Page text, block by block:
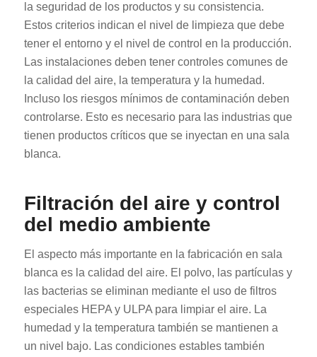
la seguridad de los productos y su consistencia.
Estos criterios indican el nivel de limpieza que debe
tener el entorno y el nivel de control en la producción.
Las instalaciones deben tener controles comunes de
la calidad del aire, la temperatura y la humedad.
Incluso los riesgos mínimos de contaminación deben
controlarse. Esto es necesario para las industrias que
tienen productos críticos que se inyectan en una sala
blanca.
Filtración del aire y control
del medio ambiente
El aspecto más importante en la fabricación en sala
blanca es la calidad del aire. El polvo, las partículas y
las bacterias se eliminan mediante el uso de filtros
especiales HEPA y ULPA para limpiar el aire. La
humedad y la temperatura también se mantienen a
un nivel bajo. Las condiciones estables también